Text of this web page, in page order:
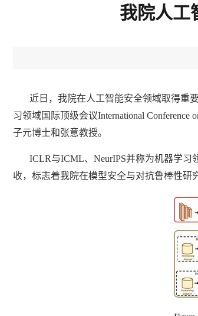
我院人工
近日，我院在人工智能安全领域取得重
习领域国际顶级会议International Conference
子元博士和张意教授。
ICLR与ICML、 NeurIPS并称为机器学习
收，标志着我院在模型安全与对抗鲁棒性研